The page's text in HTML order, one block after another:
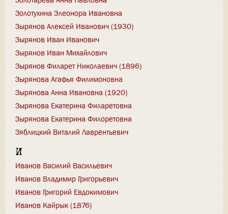
Золотухина Элеонора Ивановна
Зырянов Алексей Иванович (1930)
Зырянов Иван Иванович
Зырянов Иван Михайлович
Зырянов Филарет Николаевич (1896)
Зырянова Агафья Филимоновна
Зырянова Анна Ивановна (1920)
Зырянова Екатерина Филаретовна
Зырянова Екатерина Филоретовна
Зяблицкий Виталий Лаврентьевич
И
Иванов Василий Васильевич
Иванов Владимир Григорьевич
Иванов Григорий Евдокимович
Иванов Кайрык (1876)